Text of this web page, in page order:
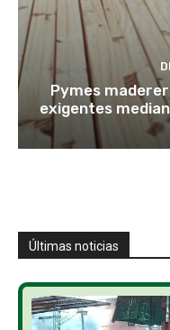
Pymes
exigentes
Últimas noticias